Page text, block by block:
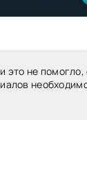
это не